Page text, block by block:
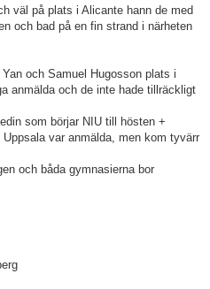
väl på plats i Alicante hann de med
och bad på en fin strand i närheten
och Samuel Hugosson plats i
anmälda och de inte hade tillräckligt
som börjar NIU till hösten +
var anmälda, men kom tyvärr
och båda gymnasierna bor